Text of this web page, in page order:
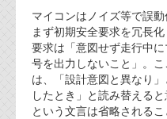
設計ブログ
テクノロジ
外部投稿記事
マイコンはノイズ等で誤動
まず初期安全要求を冗長
要求は「意図せず走行中
号を出力しないこと」。
は、「設計意図と異なり
したとき」と読み替える
という文言は省略されるこ